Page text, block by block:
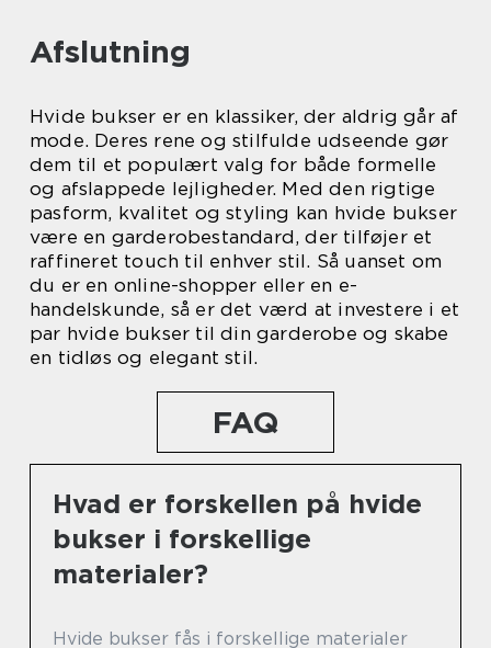
Afslutning
Hvide bukser er en klassiker, der aldrig går af
mode. Deres rene og stilfulde udseende gør
dem til et populært valg for både formelle
og afslappede lejligheder. Med den rigtige
pasform, kvalitet og styling kan hvide bukser
være en garderobestandard, der tilføjer et
raffineret touch til enhver stil. Så uanset om
du er en online-shopper eller en e-
handelskunde, så er det værd at investere i et
par hvide bukser til din garderobe og skabe
en tidløs og elegant stil.
FAQ
Hvad er forskellen på hvide
bukser i forskellige
materialer?
Hvide bukser fås i forskellige materialer